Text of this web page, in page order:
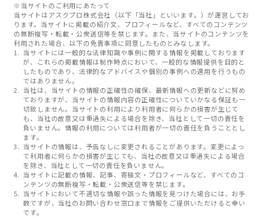
※当サイトのご利用にあたって
当サイトはアスクプロ株式会社（以下「当社」といいます。）が運営してお
ります。当サイトに掲載の紹介文、プロフィールなど、すべてのコンテンツ
の無断複写・転載・公衆送信等を禁じます。また、当サイトのコンテンツを
利用された場合、以下の免責事項に同意したものとみなします。
当サイトには一般的な法律知識や事例に関する情報を掲載しております
が、これらの掲載情報は制作時点において、一般的な情報提供を目的と
したものであり、法律的なアドバイスや個別の事例への適用を行うもの
ではありません。
当社は、当サイトの情報の正確性の確保、最新情報への更新などに努め
ておりますが、当サイトの情報内容の正確性についていかなる保証も一
切致しません。当サイトの利用により利用者に何らかの損害が生じて
も、当社の故意又は重過失による場合を除き、当社として一切の責任を
負いません。情報の利用については利用者が一切の責任を負うこととし
ます。
当サイトの情報は、予告なしに変更されることがあります。変更によっ
て利用者に何らかの損害が生じても、当社の故意又は重過失による場合
を除き、当社として一切の責任を負いません。
当サイトに記載の情報、記事、寄稿文・プロフィールなど、すべてのコ
ンテンツの無断複写・転載・公衆送信等を禁じます。
当サイトにおいて不適切な情報や誤った情報を見つけた場合には、お手
数ですが、当社のお問い合わせ窓口まで情報をご提供いただけると幸い
です。